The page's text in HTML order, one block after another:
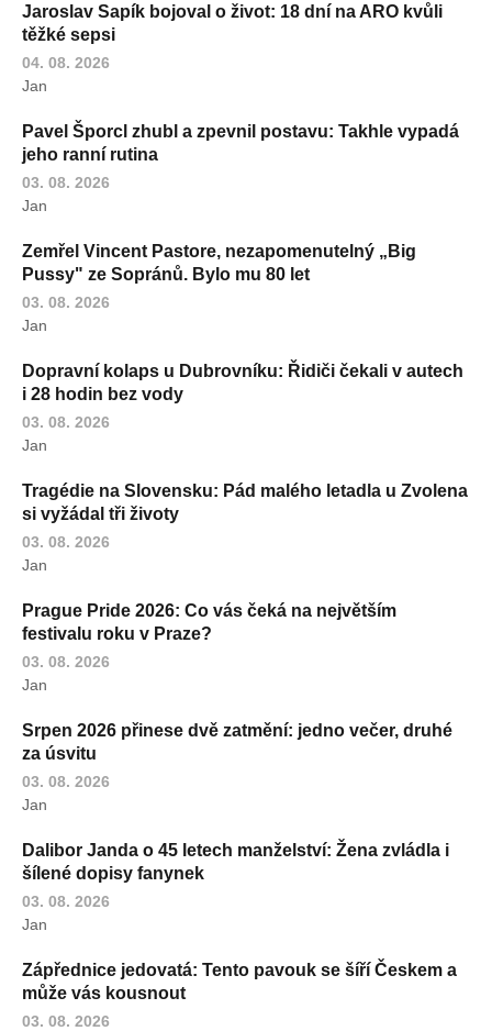
Jaroslav Sapík bojoval o život: 18 dní na ARO kvůli
těžké sepsi
04. 08. 2026
Jan
Pavel Šporcl zhubl a zpevnil postavu: Takhle vypadá
jeho ranní rutina
03. 08. 2026
Jan
Zemřel Vincent Pastore, nezapomenutelný „Big
Pussy" ze Sopránů. Bylo mu 80 let
03. 08. 2026
Jan
Dopravní kolaps u Dubrovníku: Řidiči čekali v autech
i 28 hodin bez vody
03. 08. 2026
Jan
Tragédie na Slovensku: Pád malého letadla u Zvolena
si vyžádal tři životy
03. 08. 2026
Jan
Prague Pride 2026: Co vás čeká na největším
festivalu roku v Praze?
03. 08. 2026
Jan
Srpen 2026 přinese dvě zatmění: jedno večer, druhé
za úsvitu
03. 08. 2026
Jan
Dalibor Janda o 45 letech manželství: Žena zvládla i
šílené dopisy fanynek
03. 08. 2026
Jan
Zápřednice jedovatá: Tento pavouk se šíří Českem a
může vás kousnout
03. 08. 2026